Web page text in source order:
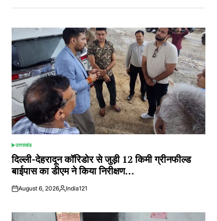
POSTED
IN
उत्तराखंड
दिल्ली-देहरादून कॉरिडोर से जुड़ी 12 किमी ग्रीनफील्ड
बाईपास का डीएम ने किया निरीक्षण…
August 6, 2026Posted
India121